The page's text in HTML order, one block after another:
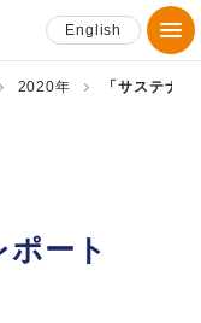
English
2020年 「サステナ
ポート